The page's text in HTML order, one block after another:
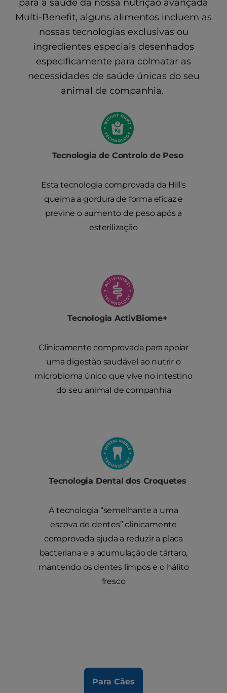
para a saúde da nossa nutrição avançada
Multi-Benefit, alguns alimentos incluem as
nossas tecnologias exclusivas ou
ingredientes especiais desenhados
especificamente para colmatar as
necessidades de saúde únicas do seu
animal de companhia.
Tecnologia de Controlo de Peso
Esta tecnologia comprovada da Hill's
queima a gordura de forma eficaz e
previne o aumento de peso após a
esterilização
Tecnologia ActivBiome+
Clinicamente comprovada para apoiar
uma digestão saudável ao nutrir o
microbioma único que vive no intestino
do seu animal de companhia
Tecnologia Dental dos Croquetes
A tecnologia “semelhante a uma
escova de dentes” clinicamente
comprovada ajuda a reduzir a placa
bacteriana e a acumulação de tártaro,
mantendo os dentes limpos e o hálito
fresco
Para Cães